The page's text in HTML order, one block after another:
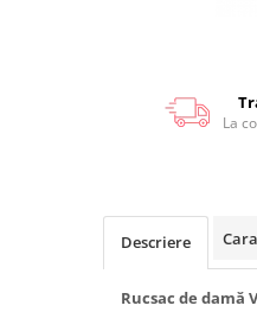
La
Descriere
Rucsac de damă